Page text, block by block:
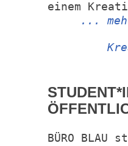
einem
...
BÜRO